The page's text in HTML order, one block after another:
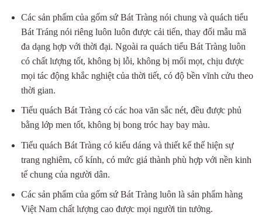
Các sản phẩm của gốm sứ Bát Tràng nói chung và quách tiểu
Bát Tráng nói riêng luôn luôn được cải tiến, thay đổi mẫu mã
đa dạng hợp với thời đại. Ngoài ra quách tiểu Bát Tràng luôn
có chất lượng tốt, không bị lỗi, không bị mối mọt, chịu được
mọi tác động khắc nghiệt của thời tiết, có độ bền vĩnh cửu theo
thời gian.
Tiểu quách Bát Tràng có các hoa văn sắc nét, đều được phủ
bằng lớp men tốt, không bị bong tróc hay bay màu.
Tiểu quách Bát Tràng có kiểu dáng và thiết kế thể hiện sự
trang nghiêm, cổ kính, có mức giá thành phù hợp với nền kinh
tế chung của người dân.
Các sản phẩm của gốm sứ Bát Tràng luôn là sản phẩm hàng
Việt Nam chất lượng cao được mọi người tin tưởng.